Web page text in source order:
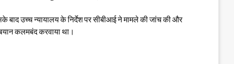
बाद उच्च न्यायालय के निर्देश पर सीबीआई ने मामले की जांच की और
कलमबंद करवाया था।